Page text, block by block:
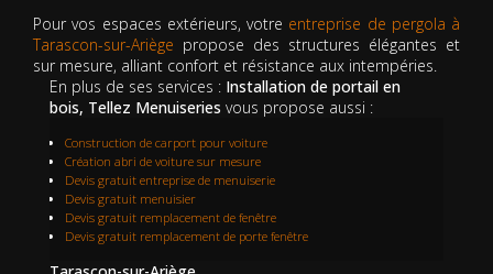
Pour vos espaces extérieurs, votre entreprise de pergola à
Tarascon-sur-Ariège propose des structures élégantes et
sur mesure, alliant confort et résistance aux intempéries.
En plus de ses services : Installation de portail en
bois, Tellez Menuiseries vous propose aussi :
Construction de carport pour voiture
Création abri de voiture sur mesure
Devis gratuit entreprise de menuiserie
Devis gratuit menuisier
Devis gratuit remplacement de fenêtre
Devis gratuit remplacement de porte fenêtre